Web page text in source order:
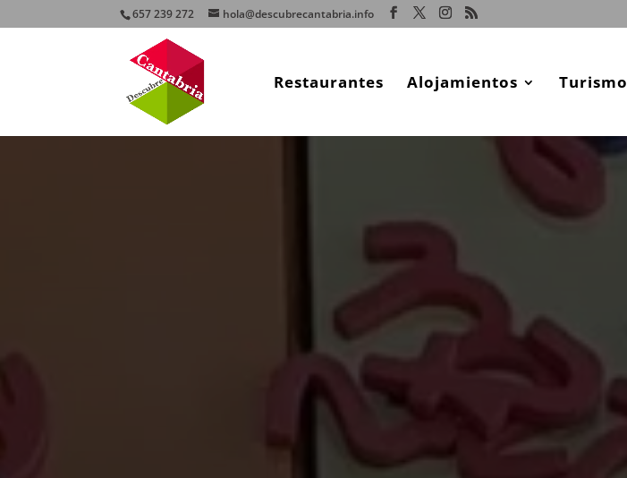
657 239 272 hola@descubrecantabria.info
Restaurantes Alojamientos Turismo